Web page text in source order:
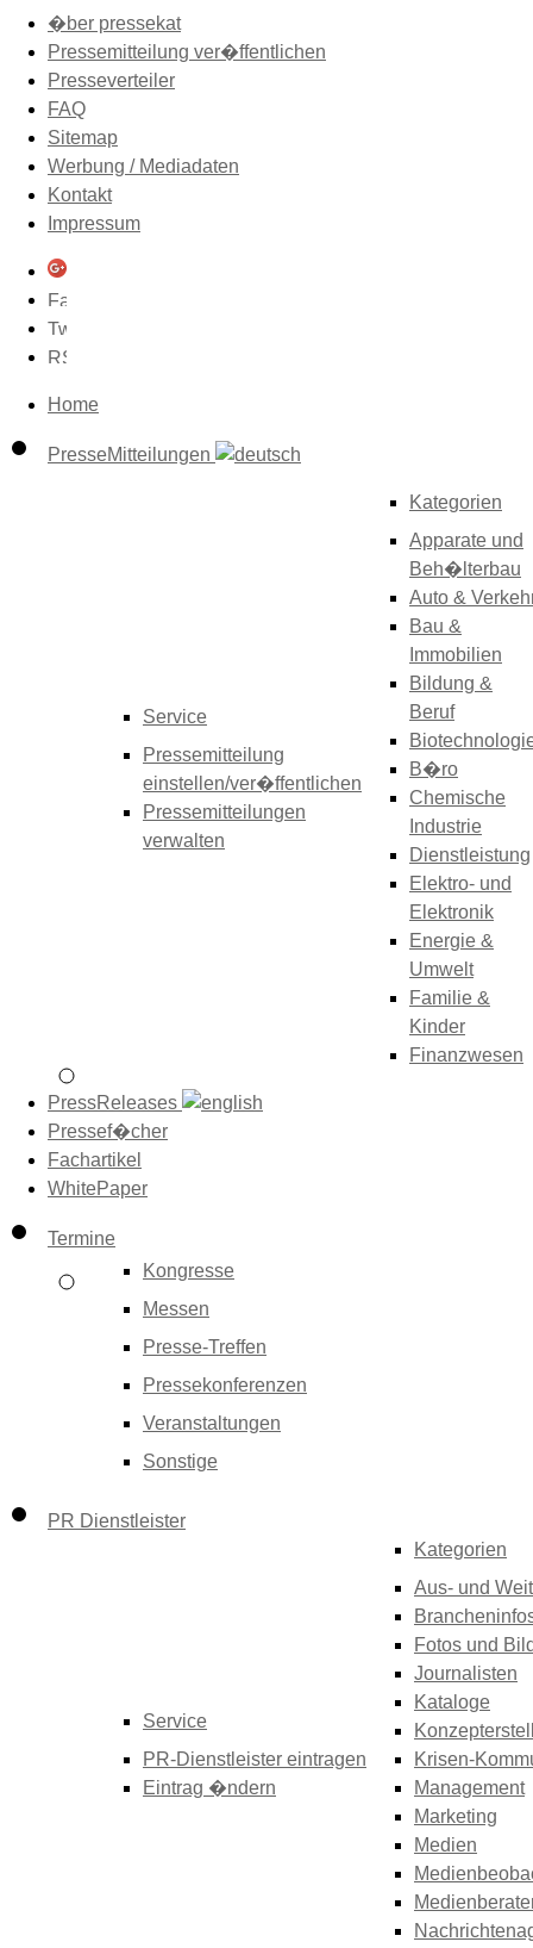
�ber pressekat
Pressemitteilung ver�ffentlichen
Presseverteiler
FAQ
Sitemap
Werbung / Mediadaten
Kontakt
Impressum
Home
PresseMitteilungen
Service
Pressemitteilung
einstellen/ver�ffentlichen
Pressemitteilungen
verwalten
Kategorien
Apparate und
Beh�lterbau
Auto &
Bau &
Immobilien
Bildung &
Beruf
B�ro
Chemische
Industrie
Dienstleistung
Elektro- und
Elektronik
Energie &
Umwelt
Familie &
Kinder
Finanzwesen
PressReleases
Pressef�cher
Fachartikel
WhitePaper
Termine
Kongresse
Messen
Presse-Treffen
Pressekonferenzen
Veranstaltungen
Sonstige
PR Dienstleister
Service
PR-Dienstleister eintragen
Eintrag �ndern
Kategorien
Aus- und
Fotos und
Journalisten
Kataloge
Krisen-
Management
Marketing
Medien